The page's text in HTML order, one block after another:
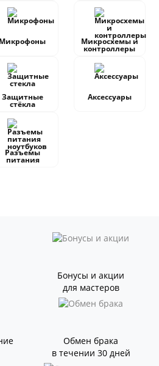
Микрофоны Микросхемы и
контроллеры
Защитные
стёкла
Аксессуары
Разъемы
питания
Бонусы и акции
для мастеров
Обмен брака
в течении 30 дней